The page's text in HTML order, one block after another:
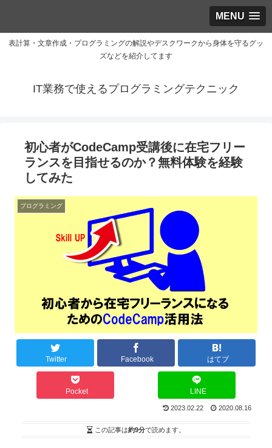
MENU
表計算・文章作成・プログラミングの解説やデスクワークから身体を守るグッ
ズなどを紹介してます
IT業務で使えるプログラミングテクニック
初心者がCodeCamp受講後に在宅フリー
ランスを目指せるのか？無料体験を経験
してみた
プログラミング
Twitter Facebook はてブ
Pocket LINE
2023.02.22 2020.08.16
この記事は約9分で読めます。